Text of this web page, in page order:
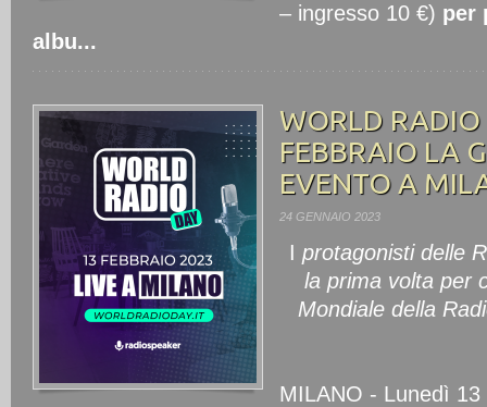
– ingresso 10 €) per
albu...
WORLD RADIO
FEBBRAIO LA
EVENTO A
24 GENNAIO 2023
I protagonisti delle
la prima volta per
Mondiale della
MILANO - Lunedì